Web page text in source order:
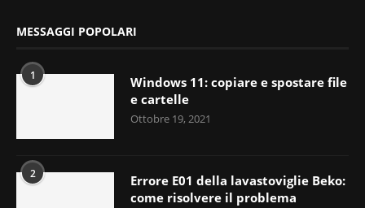
MESSAGGI POPOLARI
1
Windows 11: copiare e spostare file
e cartelle
Ottobre 19, 2021
2
Errore E01 della lavastoviglie Beko:
come risolvere il problema